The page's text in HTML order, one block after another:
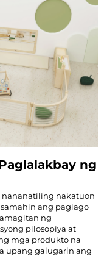
ng
nakatuon
ang paglago
ng
pilosopiya at
mga produkto na
upang galugarin ang